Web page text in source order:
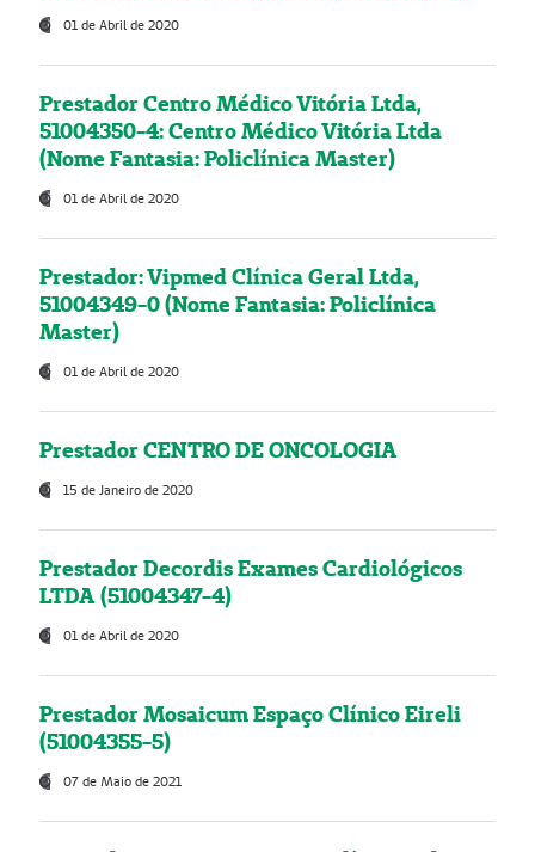
01 de Abril de 2020
Prestador Centro Médico Vitória Ltda,
51004350-4: Centro Médico Vitória Ltda
(Nome Fantasia: Policlínica Master)
01 de Abril de 2020
Prestador: Vipmed Clínica Geral Ltda,
51004349-0 (Nome Fantasia: Policlínica
Master)
01 de Abril de 2020
Prestador CENTRO DE ONCOLOGIA
15 de Janeiro de 2020
Prestador Decordis Exames Cardiológicos
LTDA (51004347-4)
01 de Abril de 2020
Prestador Mosaicum Espaço Clínico Eireli
(51004355-5)
07 de Maio de 2021